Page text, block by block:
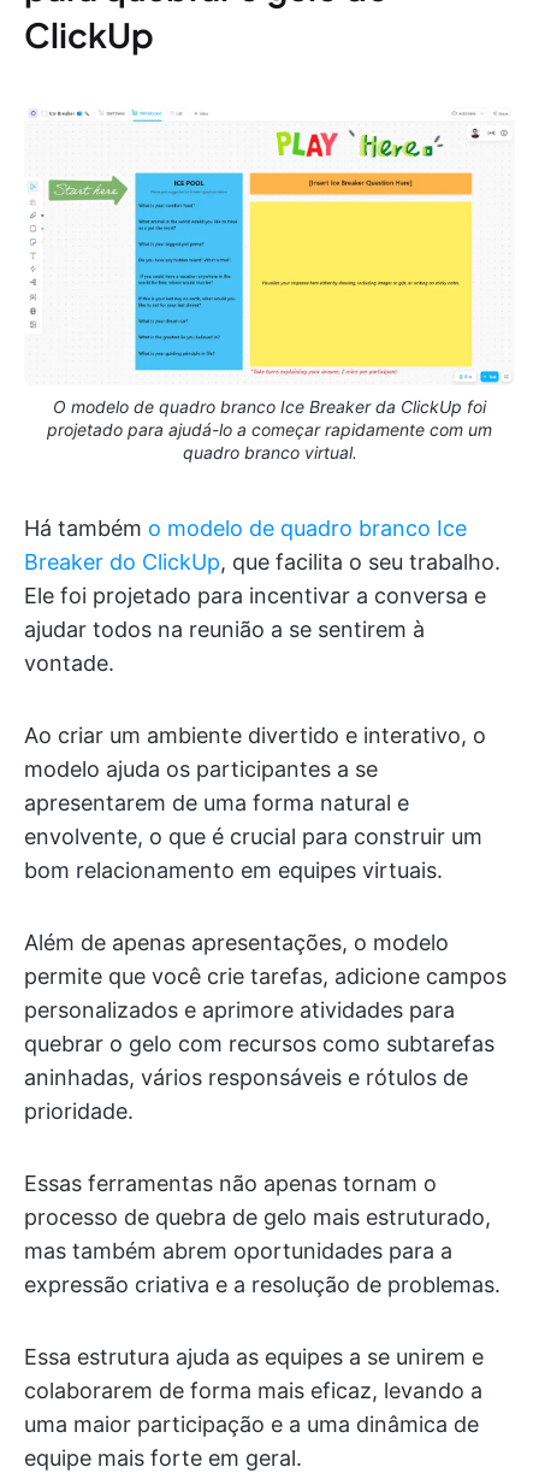
ClickUp
O modelo de quadro branco Ice Breaker da ClickUp foi
projetado para ajudá-lo a começar rapidamente com um
quadro branco virtual.
Há também o modelo de quadro branco Ice
Breaker do ClickUp, que facilita o seu trabalho.
Ele foi projetado para incentivar a conversa e
ajudar todos na reunião a se sentirem à
vontade.
Ao criar um ambiente divertido e interativo, o
modelo ajuda os participantes a se
apresentarem de uma forma natural e
envolvente, o que é crucial para construir um
bom relacionamento em equipes virtuais.
Além de apenas apresentações, o modelo
permite que você crie tarefas, adicione campos
personalizados e aprimore atividades para
quebrar o gelo com recursos como subtarefas
aninhadas, vários responsáveis e rótulos de
prioridade.
Essas ferramentas não apenas tornam o
processo de quebra de gelo mais estruturado,
mas também abrem oportunidades para a
expressão criativa e a resolução de problemas.
Essa estrutura ajuda as equipes a se unirem e
colaborarem de forma mais eficaz, levando a
uma maior participação e a uma dinâmica de
equipe mais forte em geral.